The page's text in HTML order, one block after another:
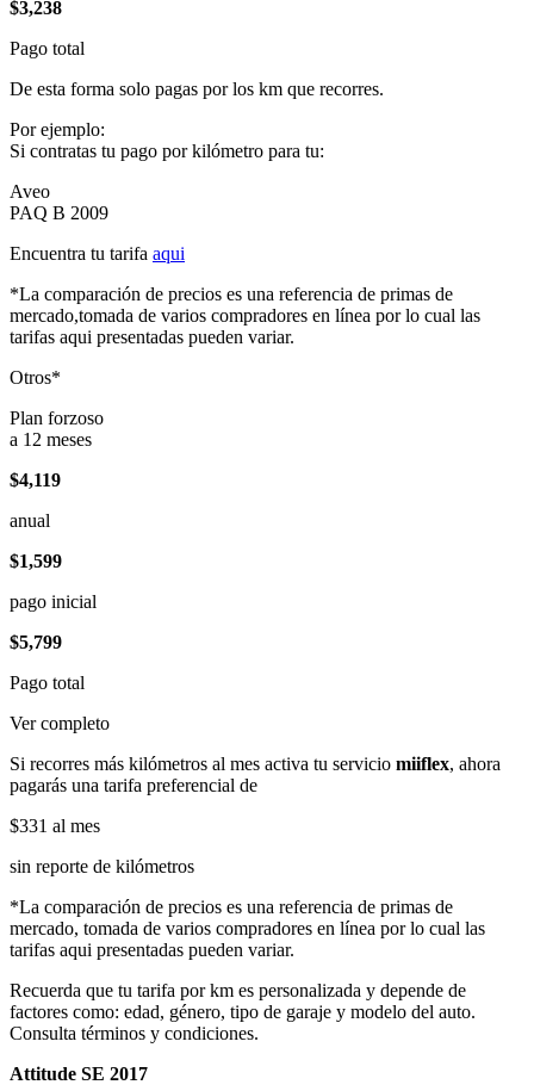
$3,238
Pago total
De esta forma solo pagas por los km que recorres.
Por ejemplo:
Si contratas tu pago por kilómetro para tu:
Aveo
PAQ B 2009
Encuentra tu tarifa aqui
*La comparación de precios es una referencia de primas de
mercado,tomada de varios compradores en línea por lo cual las
tarifas aqui presentadas pueden variar.
Otros*
Plan forzoso
a 12 meses
$4,119
anual
$1,599
pago inicial
$5,799
Pago total
Ver completo
Si recorres más kilómetros al mes activa tu servicio miiflex, ahora
pagarás una tarifa preferencial de
$331 al mes
sin reporte de kilómetros
*La comparación de precios es una referencia de primas de
mercado, tomada de varios compradores en línea por lo cual las
tarifas aqui presentadas pueden variar.
Recuerda que tu tarifa por km es personalizada y depende de
factores como: edad, género, tipo de garaje y modelo del auto.
Consulta términos y condiciones.
Attitude SE 2017